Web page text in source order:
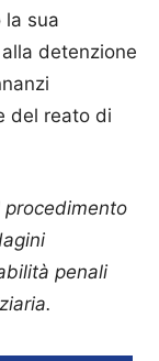
la sua
detenzione
del reato di
penali